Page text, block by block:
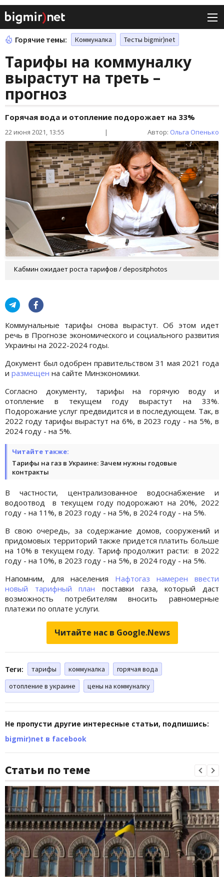
Горячие темы: Коммуналка Тесты bigmir)net
Тарифы на коммуналку
вырастут на треть –
прогноз
Горячая вода и отопление подорожает на 33%
22 июня 2021, 13:55 | Автор: Ольга Опенько
Кабмин ожидает роста тарифов / depositphotos
Коммунальные тарифы снова вырастут. Об этом идет
речь в Прогнозе экономического и социального развития
Украины на 2022-2024 годы.
Документ был одобрен правительством 31 мая 2021 года
и размещен на сайте Минэкономики.
Согласно документу, тарифы на горячую воду и
отопление в текущем году вырастут на 33%.
Подорожание услуг предвидится и в последующем. Так, в
2022 году тарифы вырастут на 6%, в 2023 году - на 5%, в
2024 году - на 5%.
Читайте также:
Тарифы на газ в Украине: Зачем нужны годовые
контракты
В частности, централизованное водоснабжение и
водоотвод в текущем году подорожают на 20%, 2022
году - на 11%, в 2023 году - на 5%, в 2024 году - на 5%.
В свою очередь, за содержание домов, сооружений и
придомовых территорий также придется платить больше
на 10% в текущем году. Тариф продолжит расти: в 2022
году - на 10%, в 2023 году - на 5%, в 2024 году - на 5%.
Напомним, для населения Нафтогаз намерен ввести
новый тарифный план поставки газа, который даст
возможность потребителям вносить равномерные
платежи по оплате услуги.
Читайте нас в Google.News
Теги: тарифы коммуналка
горячая вода
отопление в украине
цены на коммуналку
Не пропусти другие интересные статьи, подпишись:
bigmir)net в facebook
Статьи по теме